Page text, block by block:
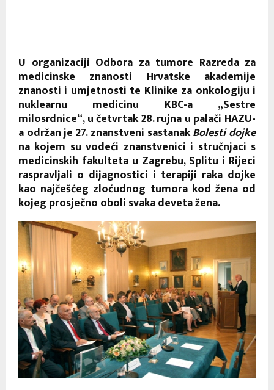
U organizaciji Odbora za tumore Razreda za
medicinske znanosti Hrvatske akademije
znanosti i umjetnosti te Klinike za onkologiju i
nuklearnu medicinu KBC-a „Sestre
milosrdnice“, u četvrtak 28. rujna u palači HAZU-
a održan je 27. znanstveni sastanakBolesti dojke
na kojem su vodeći znanstvenici i stručnjaci s
medicinskih fakulteta u Zagrebu, Splitu i Rijeci
raspravljali o dijagnostici i terapiji raka dojke
kao najčešćeg zloćudnog tumora kod žena od
kojeg prosječno oboli svaka deveta žena.